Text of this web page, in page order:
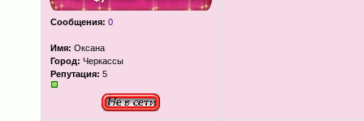
Сообщения: 0
Имя: Оксана
Город: Черкассы
Репутация: 5